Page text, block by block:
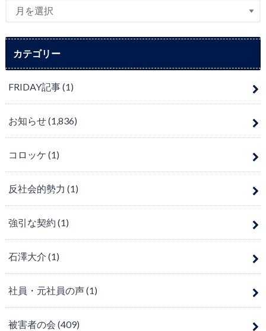
カテゴリー
FRIDAY記事(1)
お知らせ(1,836)
コロッケ (1)
反社会的勢力 (1)
強引な契約 (1)
石澤大介 (1)
社員・元社員の声(1)
被害者の会 (409)